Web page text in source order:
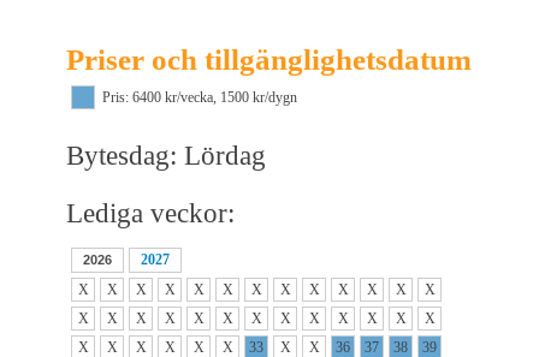
Priser och tillgänglighetsdatum
Pris: 6400 kr/vecka, 1500 kr/dygn
Bytesdag: Lördag
Lediga veckor:
2026
2027
X
X X X X X X X X X X X
X
X
X X X X X X X X X X X
X
X
X X X X X 33 X X 36 37 38
39